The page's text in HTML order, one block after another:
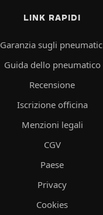
LINK RAPIDI
Garanzia sugli
Guida dello pneumatico
Recensione
Iscrizione officina
Menzioni legali
CGV
Paese
Privacy
Cookies